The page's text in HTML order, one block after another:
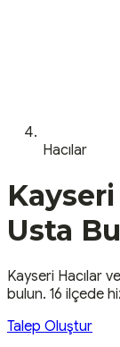
Hacılar
Kayseri
Usta
Kayseri Hacılar
bulun. 16 ilçede
Talep Oluştur